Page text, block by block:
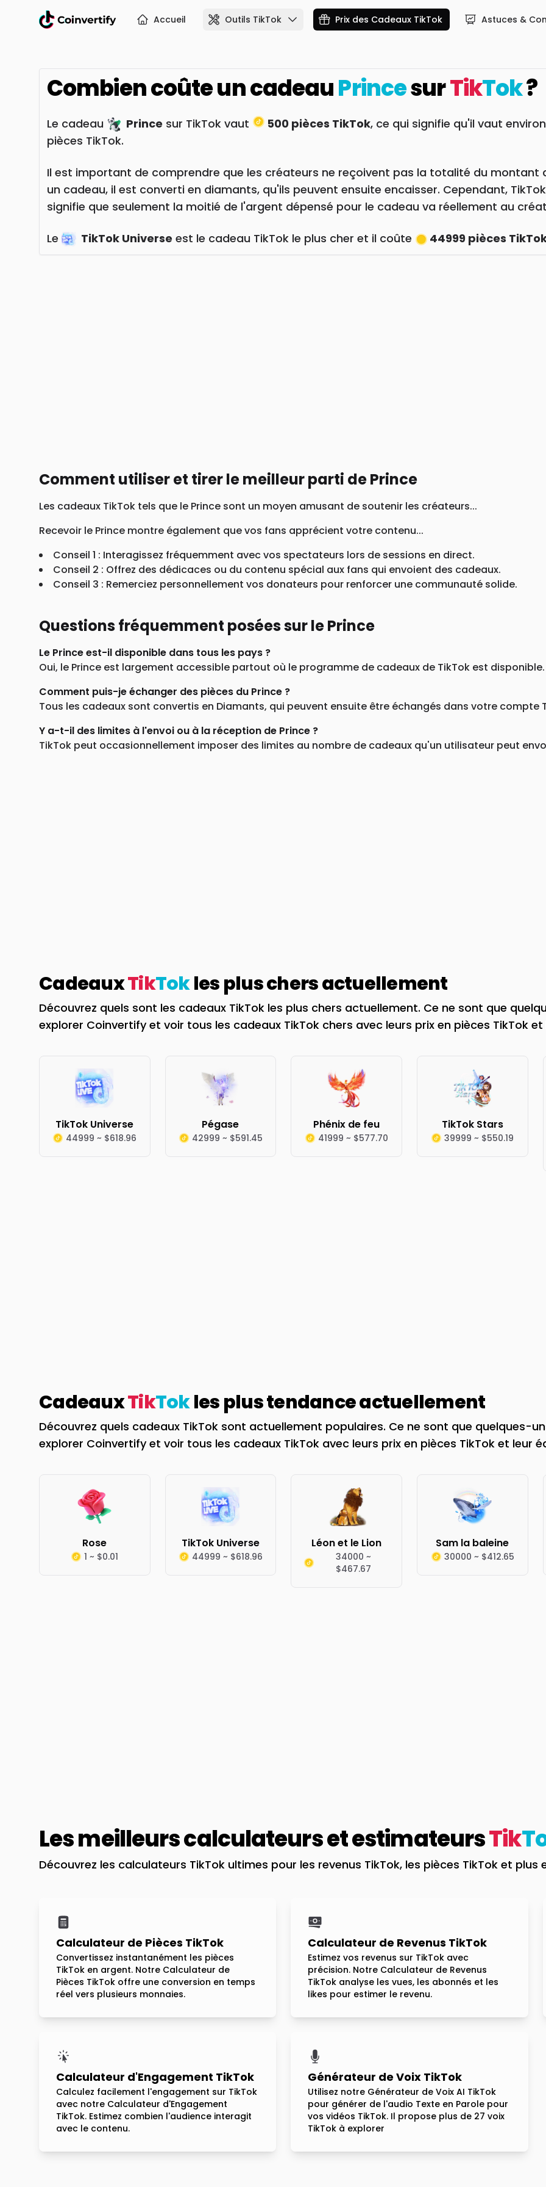
Accueil Outils TikTok Prix des Cadeaux TikTok Astuces &
Combien coûte un cadeauPrincesurTikTok?
Le cadeau Prince sur TikTok vaut 500 pièces TikTok, ce qui signifie qu'il vaut environ
pièces TikTok.
Il est important de comprendre que les créateurs ne reçoivent pas la totalité du montant
un cadeau, il est converti en diamants, qu'ils peuvent ensuite encaisser. Cependant,
signifie que seulement la moitié de l'argent dépensé pour le cadeau va réellement au
Le TikTok Universe est le cadeau TikTok le plus cher et il coûte 44999 pièces
Comment utiliser et tirer le meilleur parti de Prince
Les cadeaux TikTok tels que le Prince sont un moyen amusant de soutenir les créateurs...
Recevoir le Prince montre également que vos fans apprécient votre contenu...
Conseil 1 : Interagissez fréquemment avec vos spectateurs lors de sessions en direct.
Conseil 2 : Offrez des dédicaces ou du contenu spécial aux fans qui envoient des cadeaux.
Conseil 3 : Remerciez personnellement vos donateurs pour renforcer une communauté solide.
Questions fréquemment posées sur le Prince
Le Prince est-il disponible dans tous les pays ?
Oui, le Prince est largement accessible partout où le programme de cadeaux de TikTok est disponible.
Comment puis-je échanger des pièces du Prince ?
Tous les cadeaux sont convertis en Diamants, qui peuvent ensuite être échangés dans votre compte
Y a-t-il des limites à l'envoi ou à la réception de Prince ?
TikTok peut occasionnellement imposer des limites au nombre de cadeaux qu'un utilisateur peut
CadeauxTikTokles plus chers actuellement
Découvrez quels sont les cadeaux TikTok les plus chers actuellement. Ce ne sont que
explorer Coinvertify et voir tous les cadeaux TikTok chers avec leurs prix en pièces TikTok
TikTok Universe
44999 ~ $618.96
Pégase
42999 ~ $591.45
Phénix de feu
41999 ~ $577.70
TikTok Stars
39999 ~ $550.19
CadeauxTikTokles plus tendance actuellement
Découvrez quels cadeaux TikTok sont actuellement populaires. Ce ne sont que quelques-
explorer Coinvertify et voir tous les cadeaux TikTok avec leurs prix en pièces TikTok et leur
Rose
1 ~ $0.01
TikTok Universe
44999 ~ $618.96
Léon et le Lion
34000 ~
$467.67
Sam la baleine
30000 ~ $412.65
Les meilleurs calculateurs et estimateursTik
Découvrez les calculateurs TikTok ultimes pour les revenus TikTok, les pièces TikTok et plus
Calculateur de Pièces TikTok
Convertissez instantanément les pièces
TikTok en argent. Notre Calculateur de
Pièces TikTok offre une conversion en temps
réel vers plusieurs monnaies.
Calculateur de Revenus TikTok
Estimez vos revenus sur TikTok avec
précision. Notre Calculateur de Revenus
TikTok analyse les vues, les abonnés et les
likes pour estimer le revenu.
Calculateur d'Engagement TikTok
Calculez facilement l'engagement sur TikTok
avec notre Calculateur d'Engagement
TikTok. Estimez combien l'audience interagit
avec le contenu.
Générateur de Voix TikTok
Utilisez notre Générateur de Voix AI TikTok
pour générer de l'audio Texte en Parole pour
vos vidéos TikTok. Il propose plus de 27 voix
TikTok à explorer